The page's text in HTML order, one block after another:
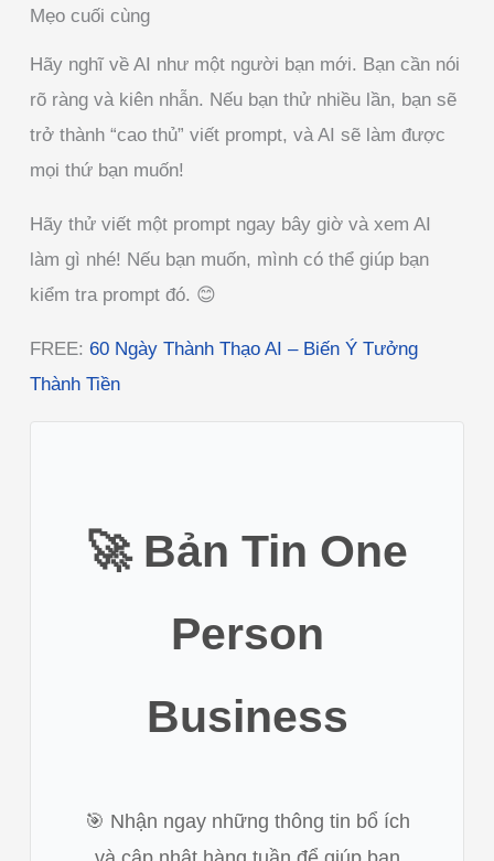
Mẹo cuối cùng
Hãy nghĩ về AI như một người bạn mới. Bạn cần nói
rõ ràng và kiên nhẫn. Nếu bạn thử nhiều lần, bạn sẽ
trở thành “cao thủ” viết prompt, và AI sẽ làm được
mọi thứ bạn muốn!
Hãy thử viết một prompt ngay bây giờ và xem AI
làm gì nhé! Nếu bạn muốn, mình có thể giúp bạn
kiểm tra prompt đó. 😊
FREE: 60 Ngày Thành Thạo AI – Biến Ý Tưởng
Thành Tiền
🚀 Bản Tin One
Person
Business
🎯 Nhận ngay những thông tin bổ ích